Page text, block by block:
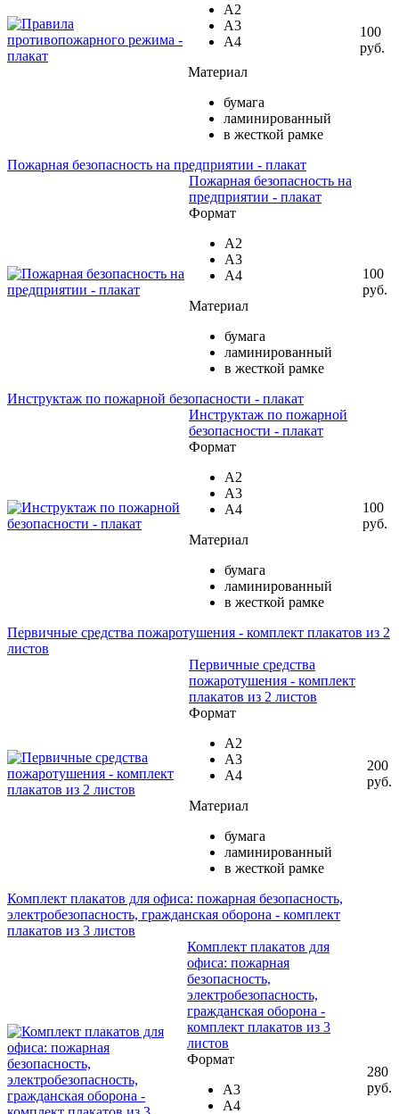
А2
А3
А4
Материал
бумага
ламинированный
в жесткой рамке
100
руб.
Пожарная безопасность на предприятии - плакат
Пожарная безопасность на
предприятии - плакат
Формат
А2
А3
А4
Материал
бумага
ламинированный
в жесткой рамке
100
руб.
Инструктаж по пожарной безопасности - плакат
Инструктаж по пожарной
безопасности - плакат
Формат
А2
А3
А4
Материал
бумага
ламинированный
в жесткой рамке
100
руб.
Первичные средства пожаротушения - комплект плакатов из 2
листов
Первичные средства
пожаротушения - комплект
плакатов из 2 листов
Формат
А2
А3
А4
Материал
бумага
ламинированный
в жесткой рамке
200
руб.
Комплект плакатов для офиса: пожарная безопасность,
электробезопасность, гражданская оборона - комплект
плакатов из 3 листов
Комплект плакатов для
офиса: пожарная
безопасность,
электробезопасность,
гражданская оборона -
комплект плакатов из 3
листов
Формат
А3
А4
280
руб.